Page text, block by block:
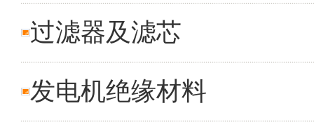
过滤器及滤芯
发电机绝缘材料